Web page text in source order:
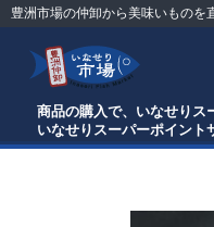
豊洲市場の仲卸から美味いものを
商品の購入で、いなせりス
いなせりスーパーポイント